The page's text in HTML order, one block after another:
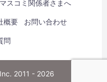
マスコミ関係者さまへ
概要 お問い合わせ
問
2011 - 2026